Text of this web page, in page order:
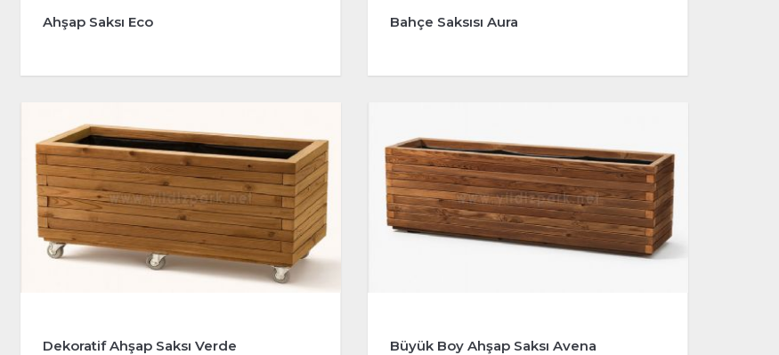
Ahşap Saksı Eco Bahçe Saksısı Aura
Dekoratif Ahşap Saksı Verde Büyük Boy Ahşap Saksı Avena